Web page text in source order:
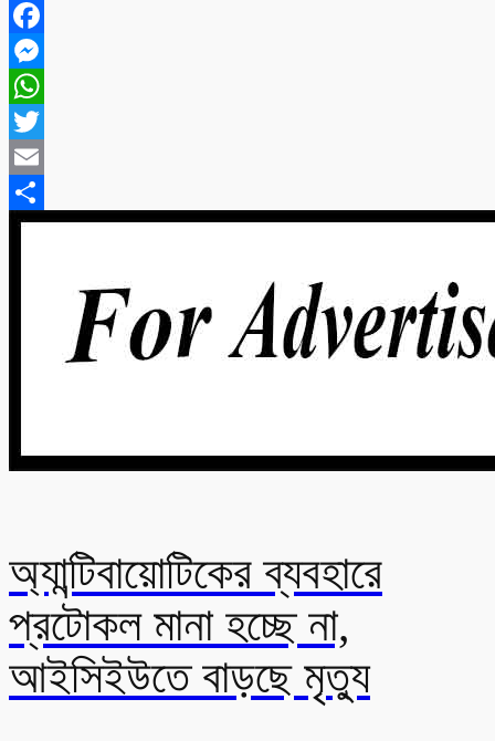
Facebook
Messenger
WhatsApp
Twitter
Email
Share
অ্যান্টিবায়োটিকের ব্যবহারে
প্রটোকল মানা হচ্ছে না,
আইসিইউতে বাড়ছে মৃত্যু